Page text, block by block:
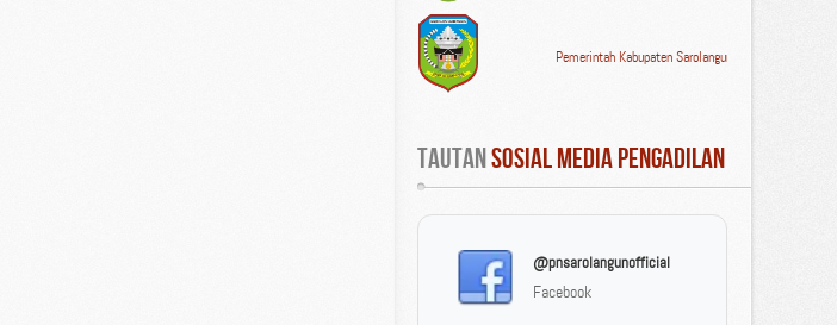
Pemerintah Kabupaten Sarolangun
Tautan Sosial Media Pengadilan
@pnsarolangunofficial
Facebook